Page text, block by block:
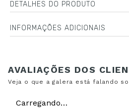
DETALHES DO PRODUTO
INFORMAÇÕES ADICIONAIS
Carregando…